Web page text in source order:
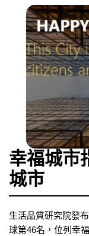
幸福城市
城市
生活品質研究院發
球第46名，位列幸